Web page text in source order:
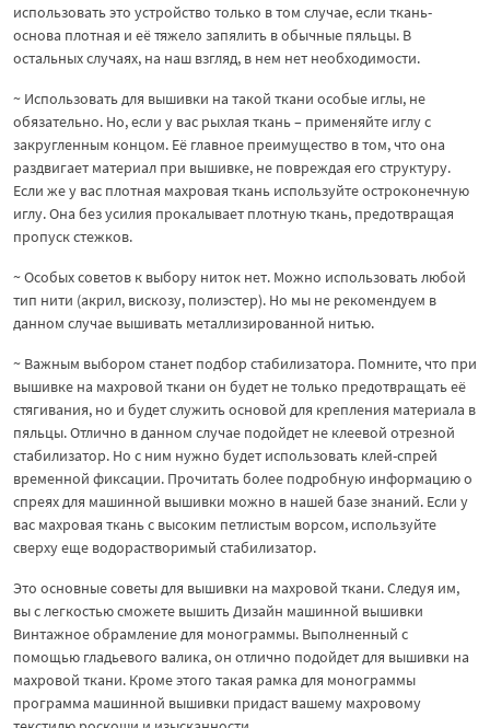
использовать это устройство только в том случае, если ткань-
основа плотная и её тяжело запялить в обычные пяльцы. В
остальных случаях, на наш взгляд, в нем нет необходимости.
~ Использовать для вышивки на такой ткани особые иглы, не
обязательно. Но, если у вас рыхлая ткань – применяйте иглу с
закругленным концом. Её главное преимущество в том, что она
раздвигает материал при вышивке, не повреждая его структуру.
Если же у вас плотная махровая ткань используйте остроконечную
иглу. Она без усилия прокалывает плотную ткань, предотвращая
пропуск стежков.
~ Особых советов к выбору ниток нет. Можно использовать любой
тип нити (акрил, вискозу, полиэстер). Но мы не рекомендуем в
данном случае вышивать металлизированной нитью.
~ Важным выбором станет подбор стабилизатора. Помните, что при
вышивке на махровой ткани он будет не только предотвращать её
стягивания, но и будет служить основой для крепления материала в
пяльцы. Отлично в данном случае подойдет не клеевой отрезной
стабилизатор. Но с ним нужно будет использовать клей-спрей
временной фиксации. Прочитать более подробную информацию о
спреях для машинной вышивки можно в нашей базе знаний. Если у
вас махровая ткань с высоким петлистым ворсом, используйте
сверху еще водорастворимый стабилизатор.
Это основные советы для вышивки на махровой ткани. Следуя им,
вы с легкостью сможете вышить Дизайн машинной вышивки
Винтажное обрамление для монограммы. Выполненный с
помощью гладьевого валика, он отлично подойдет для вышивки на
махровой ткани. Кроме этого такая рамка для монограммы
программа машинной вышивки придаст вашему махровому